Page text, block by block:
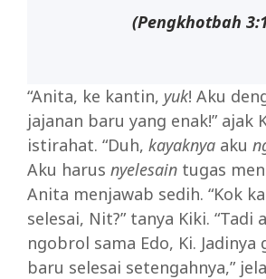
(Pengkhotbah
“Anita, ke kantin, yuk! Aku
jajanan baru yang enak!” ajak
istirahat. “Duh, kayaknya aku
Aku harus nyelesain tugas
Anita menjawab sedih. “Kok
selesai, Nit?” tanya Kiki. “Tadi
ngobrol sama Edo, Ki. Jadinya
baru selesai setengahnya,”